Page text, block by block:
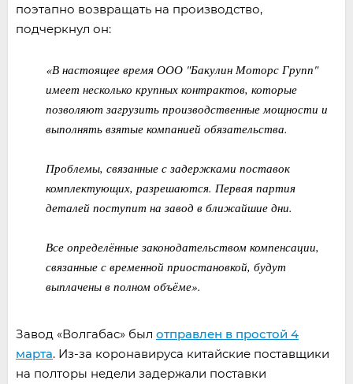
поэтапно возвращать на производство,
подчеркнул он:
«В настоящее время ООО "Бакулин Моторс Групп"
имеет несколько крупных контрактов, которые
позволяют загрузить производственные мощности и
выполнять взятые компанией обязательства.
Проблемы, связанные с задержками поставок
комплектующих, разрешаются. Первая партия
деталей поступит на завод в ближайшие дни.
Все определённые законодательством компенсации,
связанные с временной приостановкой, будут
выплачены в полном объёме».
Завод «Волгабас» был отправлен в простой 4
марта. Из-за коронавируса китайские поставщики
на полторы недели задержали поставки